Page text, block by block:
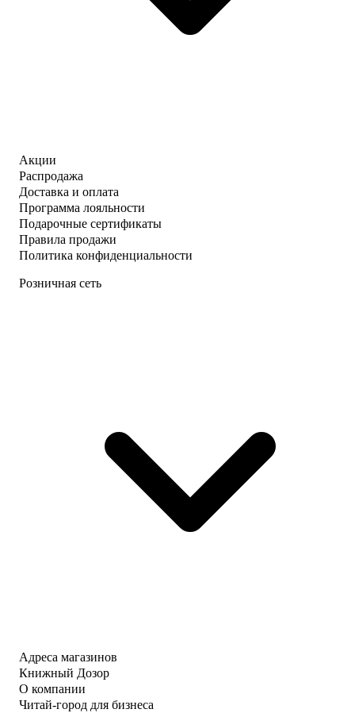
Акции
Распродажа
Доставка и оплата
Программа лояльности
Подарочные сертификаты
Правила продажи
Политика конфиденциальности
Розничная сеть
Адреса магазинов
Книжный Дозор
О компании
Читай-город для бизнеса